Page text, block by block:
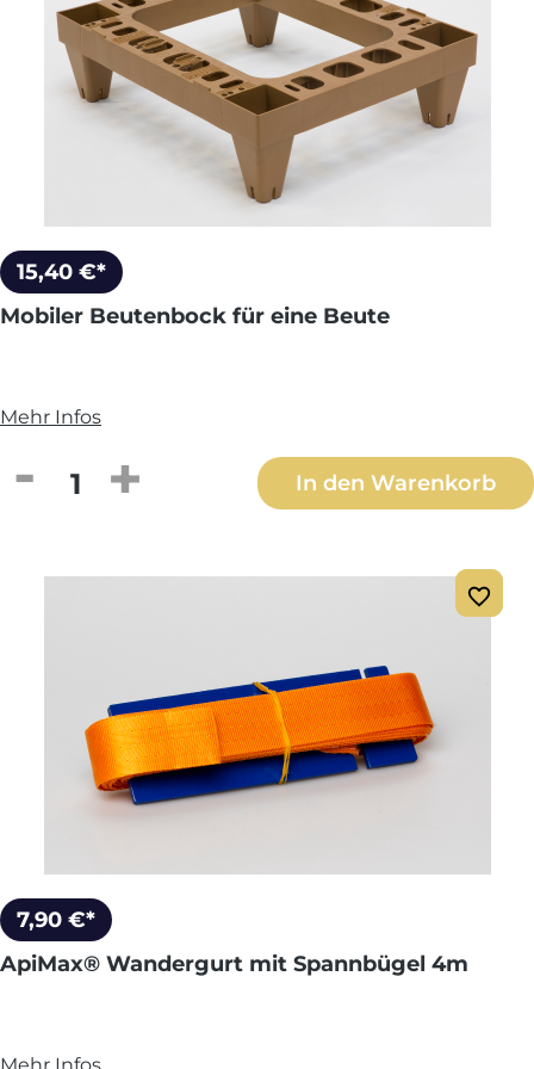
15,40 €*
Mobiler Beutenbock für eine Beute
Mehr Infos
Produkt Anzahl: Gib den gewünschten
In den Warenkorb
7,90 €*
ApiMax® Wandergurt mit Spannbügel 4m